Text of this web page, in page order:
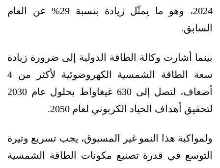
2024، وهو ما يمثّل زيادة بنسبة 29% عن العام
السابق.
بينما أشارت وكالة الطاقة الدولية إلى ضرورة زيادة
سعة الطاقة الشمسية الكهروضوئية لأكثر من 4
أضعاف، لتصل إلى 630 غيغاواط بحلول عام 2030
لتحقيق أهداف الحياد الكربوني لعام 2050.
ولمواكبة هذا النمو غير المسبوق، يجب تسريع وتيرة
التوسع في قدرة تصنيع مكونات الطاقة الشمسية